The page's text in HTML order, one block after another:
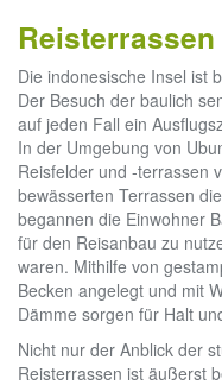
Die indonesische Insel ist
Der Besuch der baulich
auf jeden Fall ein
In der Umgebung von
Reisfelder und -terrassen
bewässerten Terrassen
begannen die Einwohner
für den Reisanbau zu
waren. Mithilfe von
Becken angelegt und mit
Dämme sorgen für Halt
Nicht nur der Anblick der
Reisterrassen ist äußerst